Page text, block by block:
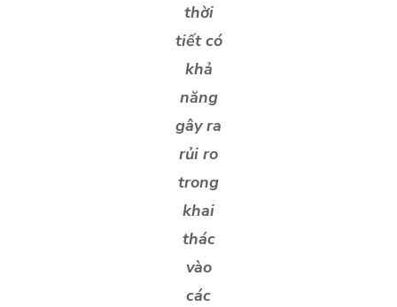
thời
tiết có
khả
năng
gây ra
rủi ro
trong
khai
thác
vào
các